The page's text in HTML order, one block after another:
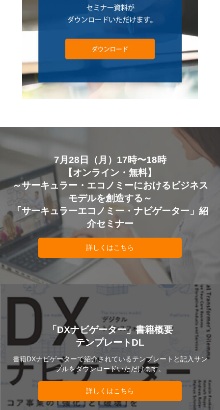
7月28日（月）17時〜18時
【オンライン・無料】
～サーキュラー・エコノミーにおけるビジネス
モデルを創造する～
「サーキュラーエコノミー・ナビゲーター」紹
介セミナー
詳しくはこちら
「DXナビゲーター」書籍概要
テンプレートDL
書籍DXナビゲーターで紹介されているテンプレートと記入サン
プルをダウンロードいただけます。
詳しくはこちら